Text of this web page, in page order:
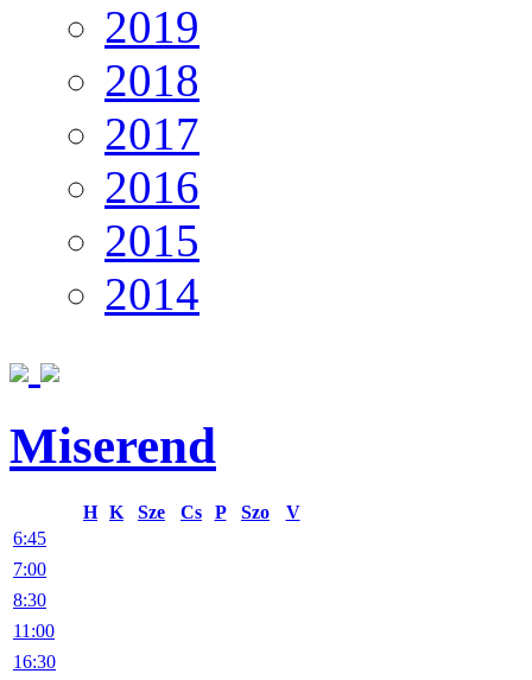
2019
2018
2017
2016
2015
2014
Miserend
H K Sze Cs P Szo
V
6:45
7:00
8:30
11:00
16:30